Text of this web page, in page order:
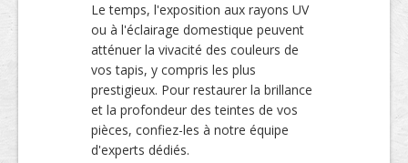
Le temps, l'exposition aux rayons UV
ou à l'éclairage domestique peuvent
atténuer la vivacité des couleurs de
vos tapis, y compris les plus
prestigieux. Pour restaurer la brillance
et la profondeur des teintes de vos
pièces, confiez-les à notre équipe
d'experts dédiés.